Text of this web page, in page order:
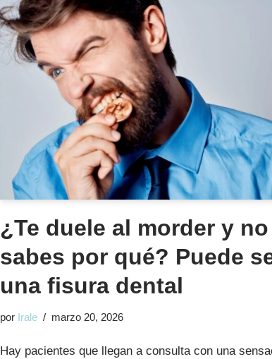
¿Te duele al morder y no
sabes por qué? Puede
una fisura dental
por Irale marzo 20, 2026
Hay pacientes que llegan a consulta con una